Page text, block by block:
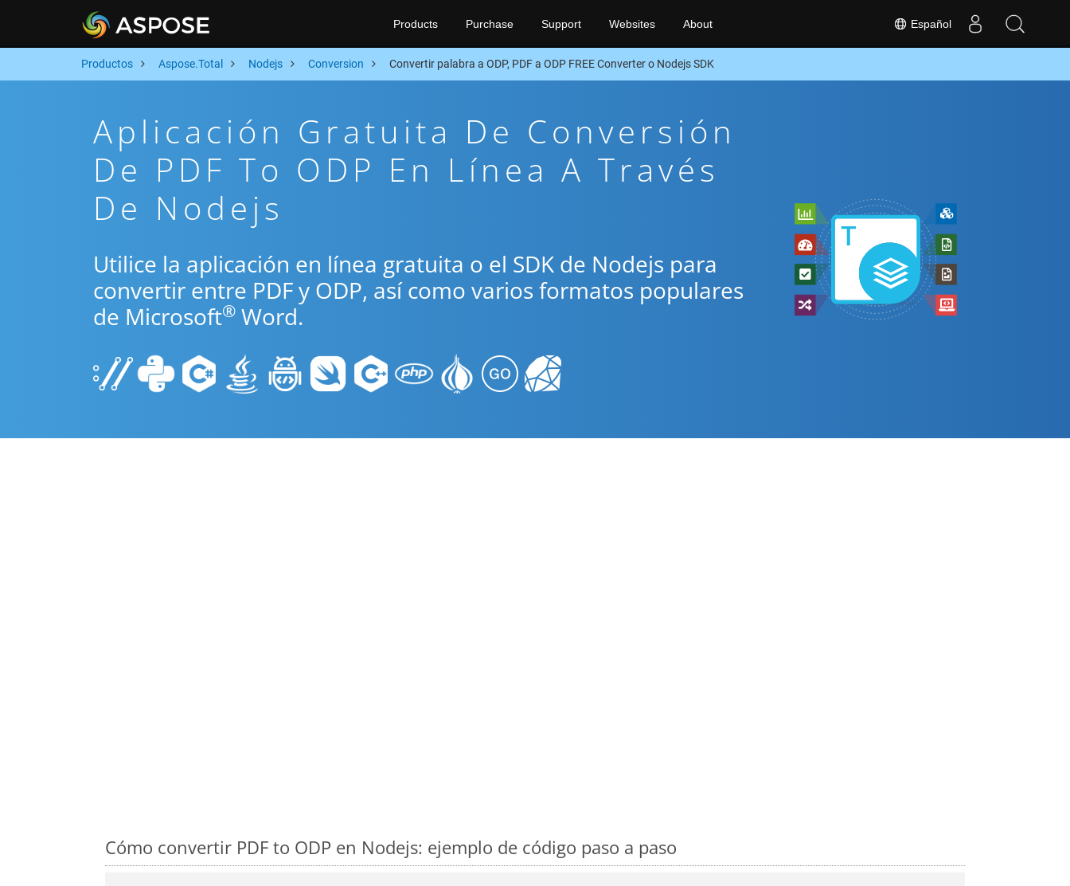
Español
Products Purchase Support Websites About
Productos Aspose.Total Nodejs Conversion Convertir palabra a ODP, PDF a ODP FREE Converter o Nodejs SDK
Aplicación Gratuita De Conversión
De PDF To ODP En Línea A Través
De Nodejs
Utilice la aplicación en línea gratuita o el SDK de Nodejs para
convertir entre PDF y ODP, así como varios formatos populares
de Microsoft® Word.
Cómo convertir PDF to ODP en Nodejs: ejemplo de código paso a paso